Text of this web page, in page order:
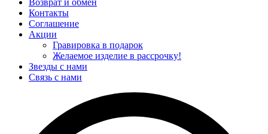
Возврат и обмен
Контакты
Соглашение
Акции
Гравировка в подарок
Желаемое изделие в рассрочку!
Звезды с нами
Связь с нами